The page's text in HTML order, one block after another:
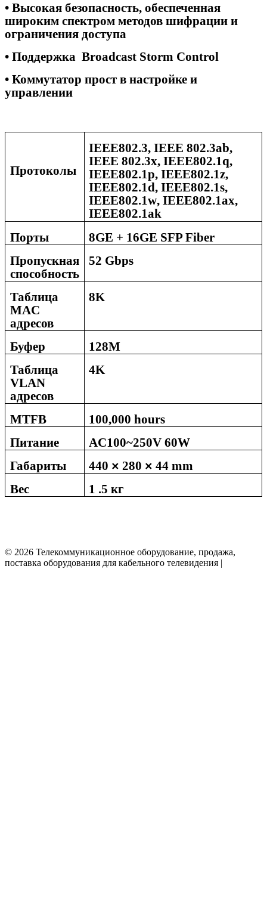
• Высокая безопасность, обеспеченная
широким спектром методов шифрации и
ограничения доступа
• Поддержка Broadcast Storm Control
• Коммутатор прост в настройке и
управлении
Протоколы
IEEE802.3, IEEE 802.3ab,
IEEE 802.3x,IEEE802.1q,
IEEE802.1p,IEEE802.1z,
IEEE802.1d,IEEE802.1s,
IEEE802.1w,IEEE802.1ax,
IEEE802.1ak
Порты
8GE + 16GE SFP Fiber
Пропускная
способность
52 Gbps
Таблица
MAC
адресов
8K
Буфер 128M
Таблица
VLAN
адресов
4K
MTFB
100,000 hours
Питание
AC100~250V 60W
Габариты
440 × 280 × 44 mm
Вес
1 .5 кг
© 2026 Телекоммуникационное оборудование, продажа,
поставка оборудования для кабельного телевидения |